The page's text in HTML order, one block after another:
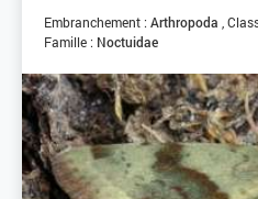
Embranchement : Arthropoda
Famille : Noctuidae